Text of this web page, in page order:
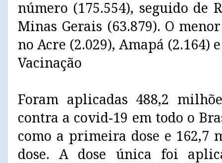
número (175.554), seguido de
Minas Gerais (63.879). O
no Acre (2.029), Amapá (2.164)
Vacinação
Foram aplicadas 488,2
contra a covid-19 em todo o
como a primeira dose e 162,7
dose. A dose única foi